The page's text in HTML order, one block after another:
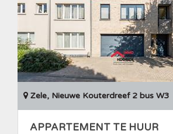
Zele, Nieuwe Kouterdreef 2 bus W3
APPARTEMENT TE HUUR